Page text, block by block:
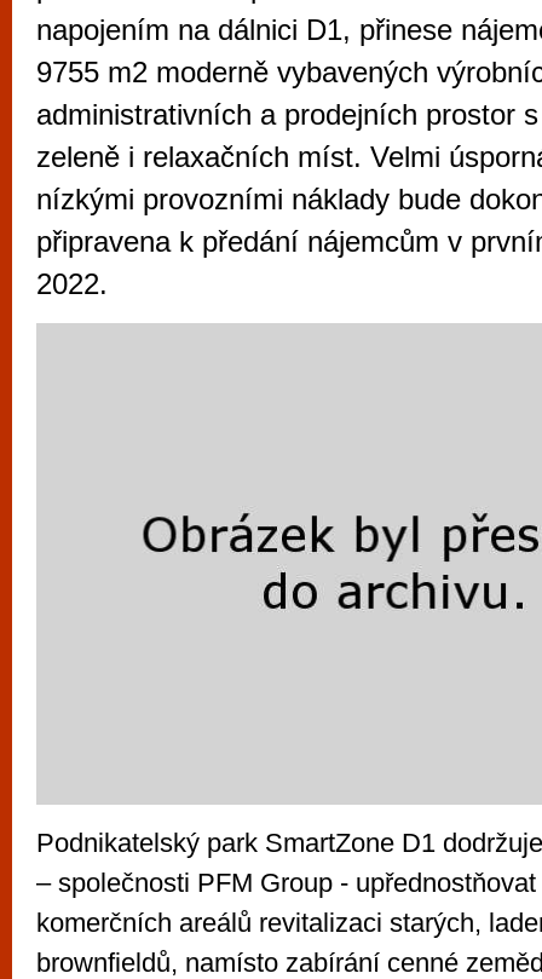
napojením na dálnici D1, přinese
9755 m2 moderně vybavených
administrativních a prodejních prostor
zeleně i relaxačních míst. Velmi
nízkými provozními náklady bude
připravena k předání nájemcům v
2022.
Podnikatelský park SmartZone D1
– společnosti PFM Group -
komerčních areálů revitalizaci starých,
brownfieldů, namísto zabírání cenné
vyzkoušet různé kasinové hry. V
metropoli naleznete širokou nabídku her
po moderní automaty jak pro pravidelné
příležitostné hráče. V...